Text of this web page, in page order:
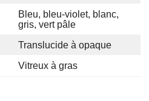
Bleu, bleu-violet, blanc,
gris, vert pâle
Translucide à opaque
Vitreux à gras